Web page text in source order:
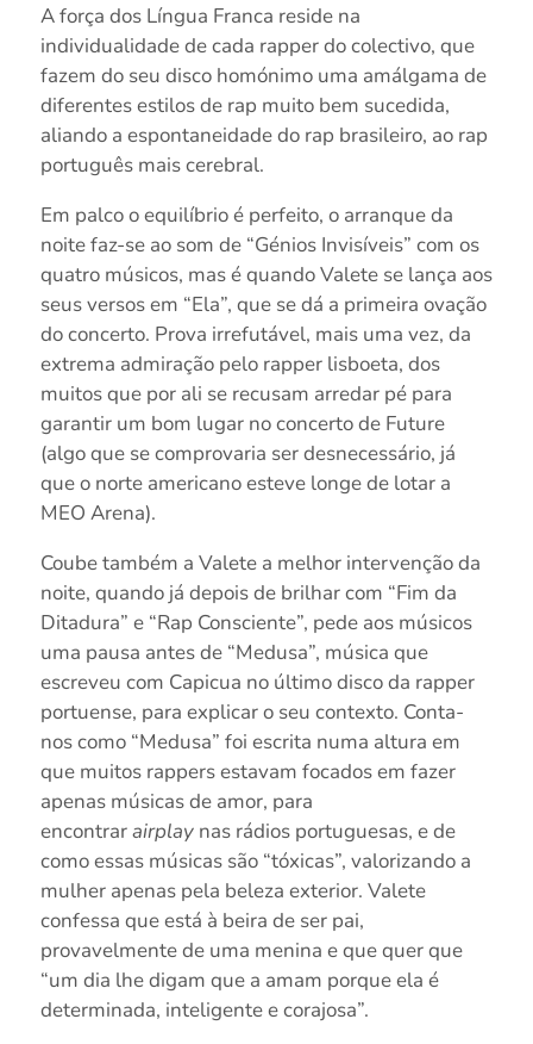
A força dos Língua Franca reside na
individualidade de cada rapper do colectivo, que
fazem do seu disco homónimo uma amálgama de
diferentes estilos de rap muito bem sucedida,
aliando a espontaneidade do rap brasileiro, ao rap
português mais cerebral.
Em palco o equilíbrio é perfeito, o arranque da
noite faz-se ao som de “Génios Invisíveis” com os
quatro músicos, mas é quando Valete se lança aos
seus versos em “Ela”, que se dá a primeira ovação
do concerto. Prova irrefutável, mais uma vez, da
extrema admiração pelo rapper lisboeta, dos
muitos que por ali se recusam arredar pé para
garantir um bom lugar no concerto de Future
(algo que se comprovaria ser desnecessário, já
que o norte americano esteve longe de lotar a
MEO Arena).
Coube também a Valete a melhor intervenção da
noite, quando já depois de brilhar com “Fim da
Ditadura” e “Rap Consciente”, pede aos músicos
uma pausa antes de “Medusa”, música que
escreveu com Capicua no último disco da rapper
portuense, para explicar o seu contexto. Conta-
nos como “Medusa” foi escrita numa altura em
que muitos rappers estavam focados em fazer
apenas músicas de amor, para
encontrarairplaynas rádios portuguesas, e de
como essas músicas são “tóxicas”, valorizando a
mulher apenas pela beleza exterior. Valete
confessa que está à beira de ser pai,
provavelmente de uma menina e que quer que
“um dia lhe digam que a amam porque ela é
determinada, inteligente e corajosa”.